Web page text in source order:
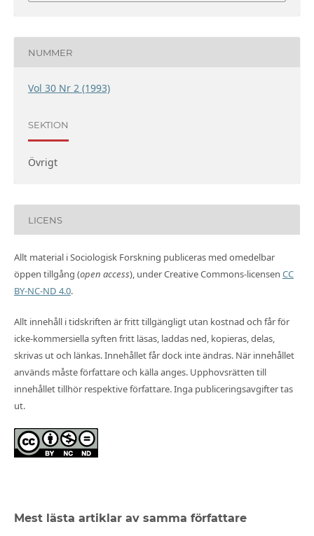
NUMMER
Vol 30 Nr 2 (1993)
SEKTION
Övrigt
LICENS
Allt material i Sociologisk Forskning publiceras med omedelbar
öppen tillgång (open access), under Creative Commons-licensen CC
BY-NC-ND 4.0.
Allt innehåll i tidskriften är fritt tillgängligt utan kostnad och får för
icke-kommersiella syften fritt läsas, laddas ned, kopieras, delas,
skrivas ut och länkas. Innehållet får dock inte ändras. När innehållet
används måste författare och källa anges. Upphovsrätten till
innehållet tillhör respektive författare. Inga publiceringsavgifter tas
ut.
Mest lästa artiklar av samma författare